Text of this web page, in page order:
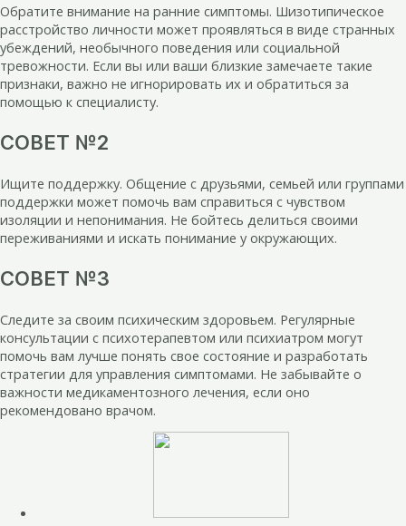
Обратите внимание на ранние симптомы. Шизотипическое
расстройство личности может проявляться в виде странных
убеждений, необычного поведения или социальной
тревожности. Если вы или ваши близкие замечаете такие
признаки, важно не игнорировать их и обратиться за
помощью к специалисту.
СОВЕТ №2
Ищите поддержку. Общение с друзьями, семьей или группами
поддержки может помочь вам справиться с чувством
изоляции и непонимания. Не бойтесь делиться своими
переживаниями и искать понимание у окружающих.
СОВЕТ №3
Следите за своим психическим здоровьем. Регулярные
консультации с психотерапевтом или психиатром могут
помочь вам лучше понять свое состояние и разработать
стратегии для управления симптомами. Не забывайте о
важности медикаментозного лечения, если оно
рекомендовано врачом.